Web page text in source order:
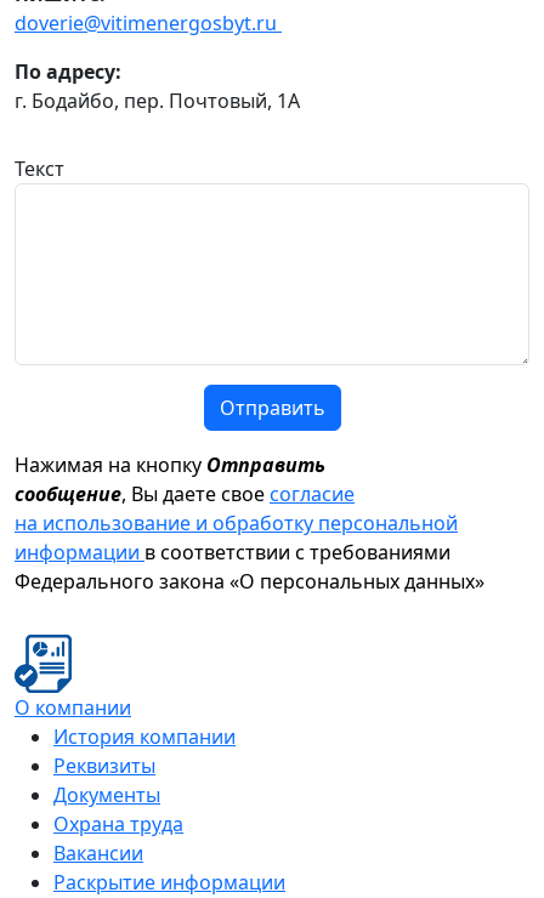
doverie@vitimenergosbyt.ru
По адресу:
г. Бодайбо, пер. Почтовый, 1А
Текст
Отправить
Нажимая на кнопку Отправить
сообщение, Вы даете своесогласие
на использование и обработку персональной
информации в соответствии с требованиями
Федерального закона «О персональных данных»
О компании
История компании
Реквизиты
Документы
Охрана труда
Вакансии
Раскрытие информации